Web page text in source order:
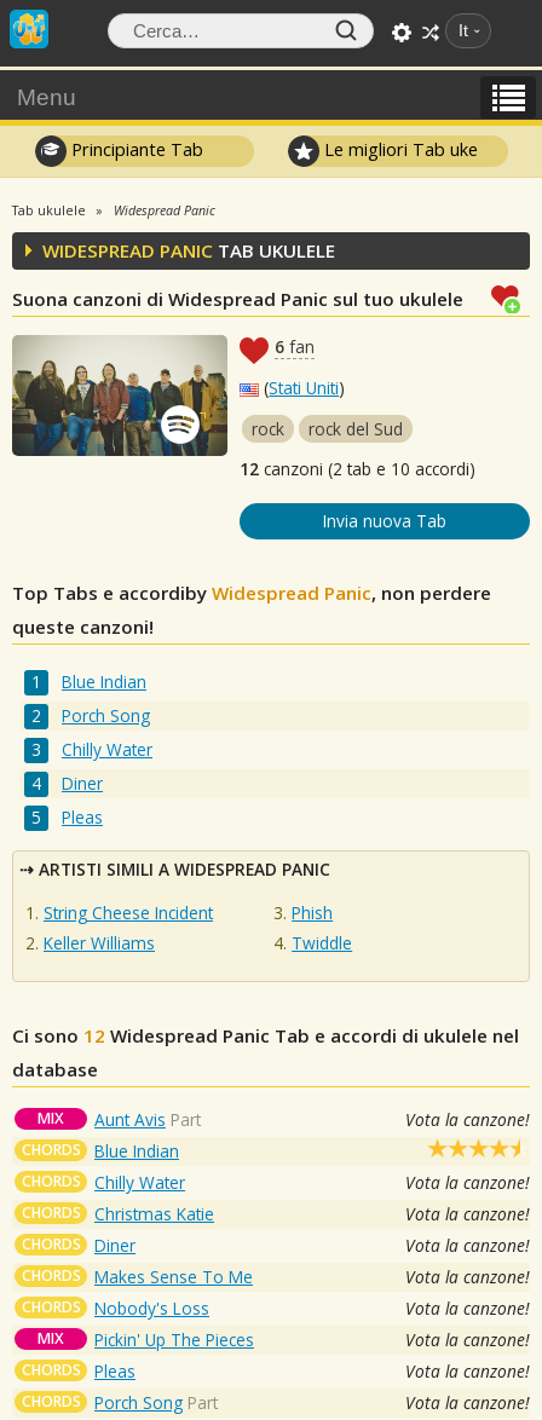
It
Menu
Principiante Tab Le migliori Tab uke
Tab ukulele Widespread Panic
WIDESPREAD PANIC TAB UKULELE
Suona canzoni di Widespread Panic sul tuo ukulele
6 fan
(Stati Uniti)
rock
rock del Sud
12 canzoni (2 tab e 10 accordi)
Invia nuova Tab
Top Tabs e accordiby Widespread Panic, non perdere
queste canzoni!
Blue Indian
Porch Song
Chilly Water
Diner
Pleas
ARTISTI SIMILI A WIDESPREAD PANIC
String Cheese Incident
Keller Williams
Phish
Twiddle
Ci sono 12 Widespread Panic Tab e accordi di ukulele nel
database
MIX Aunt Avis Part Vota la canzone!
CHORDS Blue Indian
CHORDS Chilly Water Vota la canzone!
CHORDS Christmas Katie Vota la canzone!
CHORDS Diner Vota la canzone!
CHORDS Makes Sense To Me Vota la canzone!
CHORDS Nobody's Loss Vota la canzone!
MIX Pickin' Up The Pieces Vota la canzone!
CHORDS Pleas Vota la canzone!
CHORDS Porch Song Part Vota la canzone!